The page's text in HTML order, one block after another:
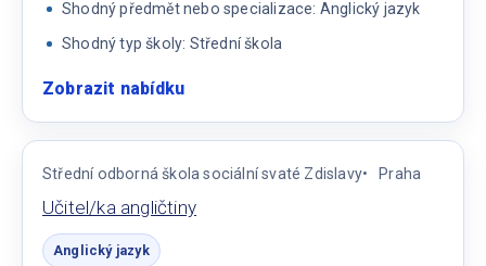
Shodný předmět nebo specializace: Anglický jazyk
Shodný typ školy: Střední škola
Zobrazit nabídku:
Střední odborná škola sociální svaté Zdislavy Praha
Učitel/ka angličtiny
Anglický jazyk